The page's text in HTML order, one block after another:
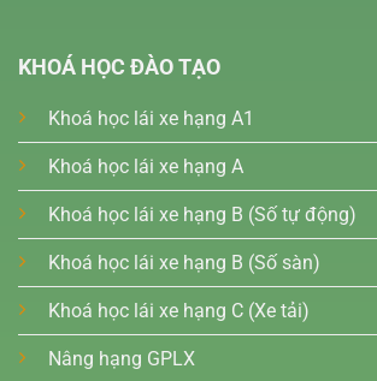
KHOÁ HỌC ĐÀO TẠO
Khoá học lái xe hạng A1
Khoá học lái xe hạng A
Khoá học lái xe hạng B (Số tự động)
Khoá học lái xe hạng B (Số sàn)
Khoá học lái xe hạng C (Xe tải)
Nâng hạng GPLX